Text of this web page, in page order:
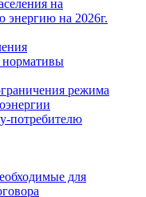
на
энергию на 2026г.
режима
потребителю
для